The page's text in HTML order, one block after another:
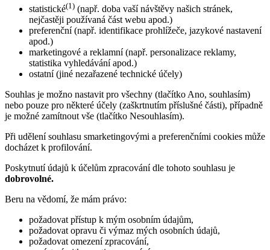
statistické(1) (např. doba vaší návštěvy našich stránek,
nejčastěji používaná část webu apod.)
preferenční (např. identifikace prohlížeče, jazykové nastavení
apod.)
marketingové a reklamní (např. personalizace reklamy,
statistika vyhledávání apod.)
ostatní (jiné nezařazené technické účely)
Souhlas je možno nastavit pro všechny (tlačítko Ano, souhlasím)
nebo pouze pro některé účely (zaškrtnutím příslušné části), případně
je možné zamítnout vše (tlačítko Nesouhlasím).
Při udělení souhlasu smarketingovými a preferenčními cookies může
docházet k profilování.
Poskytnutí údajů k účelům zpracování dle tohoto souhlasu je
dobrovolné.
Beru na vědomí, že mám právo:
požadovat přístup k mým osobním údajům,
požadovat opravu či výmaz mých osobních údajů,
požadovat omezení zpracování,